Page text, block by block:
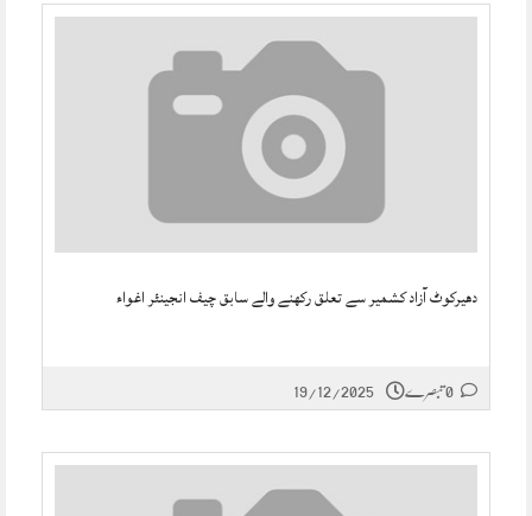
دھیرکوٹ آزاد کشمیر سے تعلق رکھنے والے سابق چیف انجینئر اغواء
19/12/2025